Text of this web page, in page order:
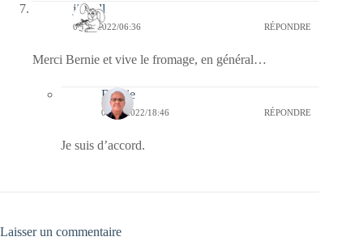
jill bill
08/11/2022/06:36 RÉPONDRE
Merci Bernie et vive le fromage, en général…
Bernie
08/11/2022/18:46 RÉPONDRE
Je suis d’accord.
Laisser un commentaire